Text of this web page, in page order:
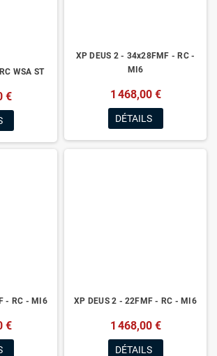
WSA ST
€
XP DEUS 2 - 34x28FMF - RC -
MI6
1 468,00 €
DÉTAILS
- RC - MI6
€
XP DEUS 2 - 22FMF - RC - MI6
1 468,00 €
DÉTAILS